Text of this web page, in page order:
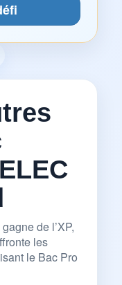
de l’XP,
les
le Bac Pro